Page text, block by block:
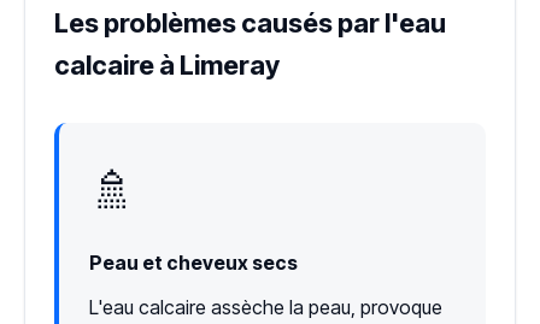
Les problèmes causés par l'eau
calcaire à Limeray
🚿
Peau et cheveux secs
L'eau calcaire assèche la peau, provoque